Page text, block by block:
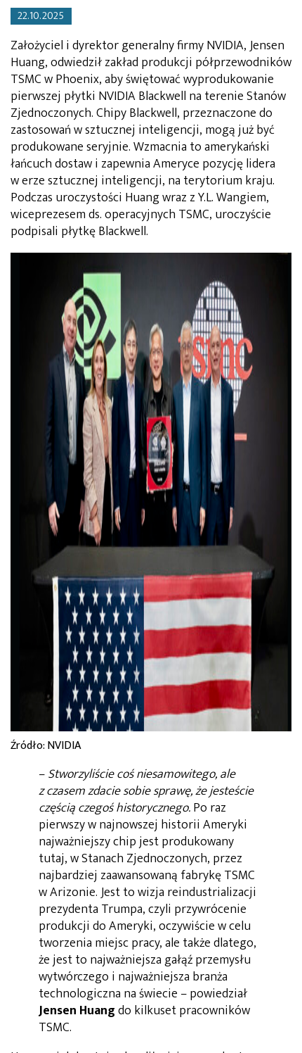
22.10.2025
Założyciel i dyrektor generalny firmy NVIDIA, Jensen
Huang, odwiedził zakład produkcji półprzewodników
TSMC w Phoenix, aby świętować wyprodukowanie
pierwszej płytki NVIDIA Blackwell na terenie Stanów
Zjednoczonych. Chipy Blackwell, przeznaczone do
zastosowań w sztucznej inteligencji, mogą już być
produkowane seryjnie. Wzmacnia to amerykański
łańcuch dostaw i zapewnia Ameryce pozycję lidera
w erze sztucznej inteligencji, na terytorium kraju.
Podczas uroczystości Huang wraz z Y.L. Wangiem,
wiceprezesem ds. operacyjnych TSMC, uroczyście
podpisali płytkę Blackwell.
Źródło: NVIDIA
–Stworzyliście coś niesamowitego, ale
z czasem zdacie sobie sprawę, że jesteście
częścią czegoś historycznego.Po raz
pierwszy w najnowszej historii Ameryki
najważniejszy chip jest produkowany
tutaj, w Stanach Zjednoczonych, przez
najbardziej zaawansowaną fabrykę TSMC
w Arizonie. Jest to wizja reindustrializacji
prezydenta Trumpa, czyli przywrócenie
produkcji do Ameryki, oczywiście w celu
tworzenia miejsc pracy, ale także dlatego,
że jest to najważniejsza gałąź przemysłu
wytwórczego i najważniejsza branża
technologiczna na świecie – powiedział
Jensen Huangdo kilkuset pracowników
TSMC.